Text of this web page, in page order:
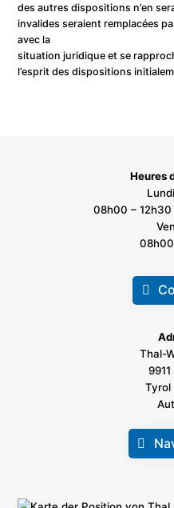
des autres dispositions n’en
invalides seraient remplacées
avec la
situation juridique et se
l’esprit des dispositions
Heures
08h00 –
Thal-
Tyrol